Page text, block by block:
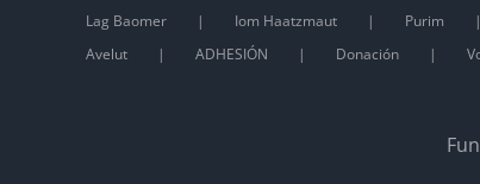
Lag Baomer
Iom Haatzmaut Purim
Avelut
ADHESIÓN Donación